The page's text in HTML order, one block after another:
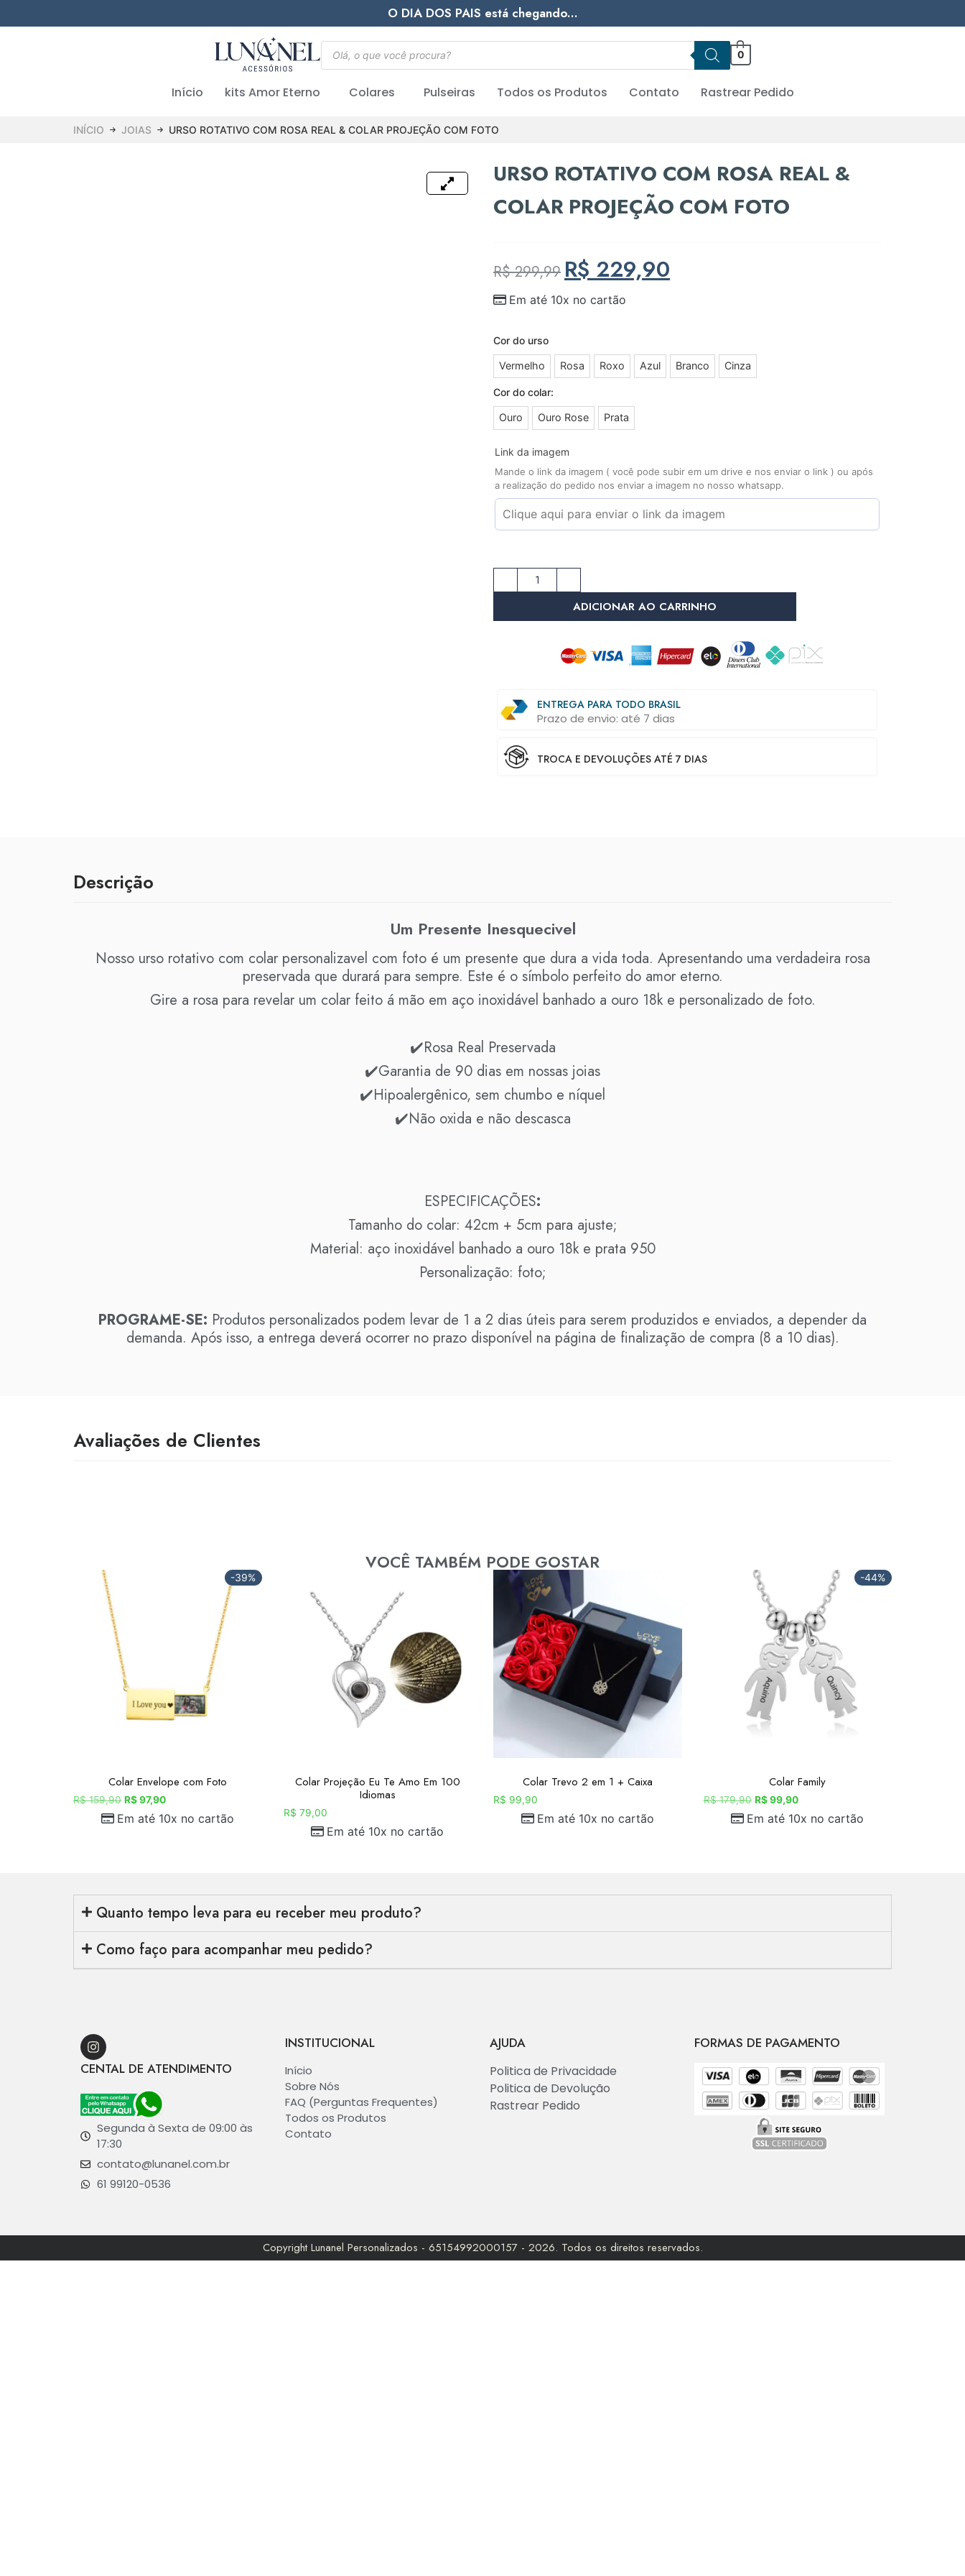
O DIA DOS PAIS está chegando...
0
Início kits Amor Eterno Colares Pulseiras Todos os Produtos Contato Rastrear Pedido
INÍCIO JOIAS URSO ROTATIVO COM ROSA REAL & COLAR PROJEÇÃO COM FOTO
URSO ROTATIVO COM ROSA REAL &
COLAR PROJEÇÃO COM FOTO
R$299,99 R$ 229,90
Em até 10x no cartão
Cor do urso
Vermelho Rosa Roxo Azul Branco Cinza
Cor do colar:
Ouro Ouro Rose Prata
Link da imagem
Mande o link da imagem ( você pode subir em um drive e nos enviar o link ) ou após
a realização do pedido nos enviar a imagem no nosso whatsapp.
ADICIONAR AO CARRINHO
ENTREGA PARA TODO BRASIL
Prazo de envio: até 7 dias
TROCA E DEVOLUÇÕES ATÉ 7 DIAS
Descrição
Um Presente Inesquecivel
Nosso urso rotativo com colar personalizavel com foto é um presente que dura a vida toda. Apresentando uma verdadeira rosa
preservada que durará para sempre. Este é o símbolo perfeito do amor eterno.
Gire a rosa para revelar um colar feito á mão em aço inoxidável banhado a ouro 18k e personalizado de foto.
✔️Rosa Real Preservada
✔️Garantia de 90 dias em nossas joias
✔️Hipoalergênico, sem chumbo e níquel
✔️Não oxida e não descasca
ESPECIFICAÇÕES:
Tamanho do colar: 42cm + 5cm para ajuste;
Material: aço inoxidável banhado a ouro 18k e prata 950
Personalização: foto;
PROGRAME-SE: Produtos personalizados podem levar de 1 a 2 dias úteis para serem produzidos e enviados, a depender da
demanda. Após isso, a entrega deverá ocorrer no prazo disponível na página de finalização de compra (8 a 10 dias).
Avaliações de Clientes
VOCÊ TAMBÉM PODE GOSTAR
-39%
Colar Envelope com Foto
R$159,90 R$97,90
Em até 10x no cartão
Colar Projeção Eu Te Amo Em 100
Idiomas
R$ 79,00
Em até 10x no cartão
Colar Trevo 2 em 1 + Caixa
R$ 99,90
Em até 10x no cartão
-44%
Colar Family
R$179,90 R$99,90
Em até 10x no cartão
Quanto tempo leva para eu receber meu produto?
Como faço para acompanhar meu pedido?
CENTAL DE ATENDIMENTO
Segunda à Sexta de 09:00 às
17:30
contato@lunanel.com.br
61 99120-0536
INSTITUCIONAL
Início
Sobre Nós
FAQ (Perguntas Frequentes)
Todos os Produtos
Contato
AJUDA
Politica de Privacidade
Politica de Devolução
Rastrear Pedido
FORMAS DE PAGAMENTO
Copyright Lunanel Personalizados - 65154992000157 - 2026. Todos os direitos reservados.